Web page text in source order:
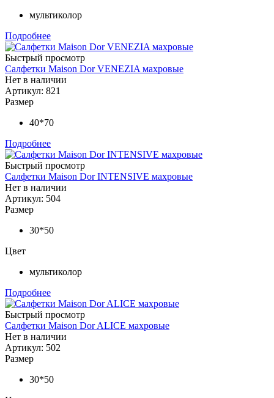
мультиколор
Подробнее
Быстрый просмотр
Салфетки Maison Dor VENEZIA махровые
Нет в наличии
Артикул: 821
Размер
40*70
Подробнее
Быстрый просмотр
Салфетки Maison Dor INTENSIVE махровые
Нет в наличии
Артикул: 504
Размер
30*50
Цвет
мультиколор
Подробнее
Быстрый просмотр
Салфетки Maison Dor ALICE махровые
Нет в наличии
Артикул: 502
Размер
30*50